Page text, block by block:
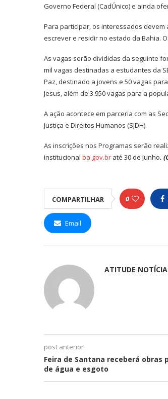
Governo Federal (CadÚnico) e ainda
Para participar, os interessados devem
escrever e residir no estado da Bahia.
As vagas serão divididas da seguinte
mil vagas destinadas a estudantes da
Paz, destinado a jovens e 50 vagas
Jesus, além de 3.950 vagas para a
A ação acontece em parceria com as
Justiça e Direitos Humanos (SJDH).
As inscrições nos Programas serão
institucional ba.gov.br até 30 de junho.
COMPARTILHAR 0
Email
ATITUDE
post anterior
Feira de Santana receberá obras
de água e esgoto